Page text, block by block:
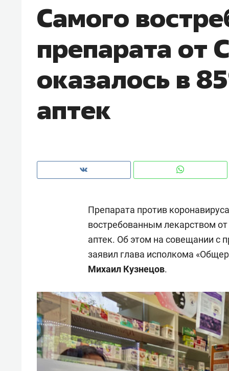
Самого
препарата от
оказалось в
аптек
Препарата против
востребованным лекарством от
аптек. Об этом на совещании с
заявил глава исполкома
Михаил Кузнецов.
правил, бизнес может
потерять минимум
Как бизнесу выйти на зарубежные
рынки, почему надо знать
чем интересен Оман?
создают оазис жилого
150